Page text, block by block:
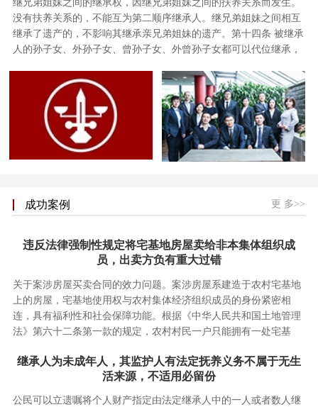
继兄弟姐妹之间的继承权，因继兄弟姐妹之间的扶养关系而发生。
没有扶养关系的，不能互为第二顺序继承人。继兄弟姐妹之间相互
继承了遗产的，不影响其继承亲兄弟姐妹的遗产。第十四条 被继承
人的孙子女、外孙子女、曾孙子女、外曾孙子女都可以代位继承，
成功案例 更 多>>
违反法律强制性规定将宅基地房屋卖给非本集体组织成
员，出卖方负有重大过错
关于案涉房屋买卖合同的效力问题。案涉房屋系建造于农村宅基地
上的房屋，宅基地使用权与农村集体经济组织成员的身份紧密相
连，具有福利性和社会保障功能。根据《中华人民共和国土地管理
法》第六十二条第一款的规定，农村村民一户只能拥有一处宅基
继承人为未成年人，其监护人有法定抚养义务不属于无生
活来源，不适用必留份
公民可以立遗嘱将个人财产指定由法定继承人中的一人或者数人继